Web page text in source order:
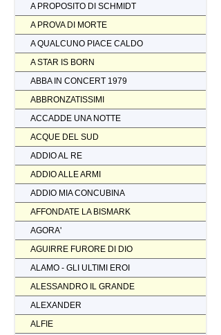
A PROPOSITO DI SCHMIDT
A PROVA DI MORTE
A QUALCUNO PIACE CALDO
A STAR IS BORN
ABBA IN CONCERT 1979
ABBRONZATISSIMI
ACCADDE UNA NOTTE
ACQUE DEL SUD
ADDIO AL RE
ADDIO ALLE ARMI
ADDIO MIA CONCUBINA
AFFONDATE LA BISMARK
AGORA'
AGUIRRE FURORE DI DIO
ALAMO - GLI ULTIMI EROI
ALESSANDRO IL GRANDE
ALEXANDER
ALFIE